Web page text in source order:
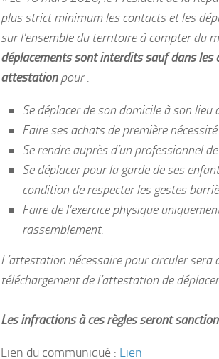
plus strict minimum les contacts et les
sur l’ensemble du territoire à compter du
déplacements sont interdits sauf dans les
attestationpour :
Se déplacer de son domicile à son
Faire ses achats de première
Se rendre auprès d’un professionnel
Se déplacer pour la garde de ses
condition de respecter les gestes
Faire de l’exercice physique
rassemblement.
L’attestation nécessaire pour circuler
téléchargement de l’attestation de
Les infractions à ces règles seront
Lien du communiqué : Lien